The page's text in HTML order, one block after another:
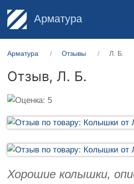
Арматура
Арматура Отзывы Л. Б.
Отзыв, Л. Б.
Хорошие колышки,